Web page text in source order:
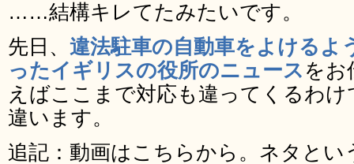
……結構キレてたみたいです。
先日、 違法駐車の自動車をよけるよ
ったイギリスの役所のニュース をお
えばここまで対応も違ってくるわ
違います。
追記：動画はこちらから。ネタと